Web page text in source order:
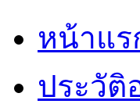
หน้าแร
ประวัติ